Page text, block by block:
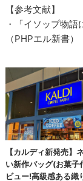
【参考文献】
・「イソップ物
（PHPエル新書）